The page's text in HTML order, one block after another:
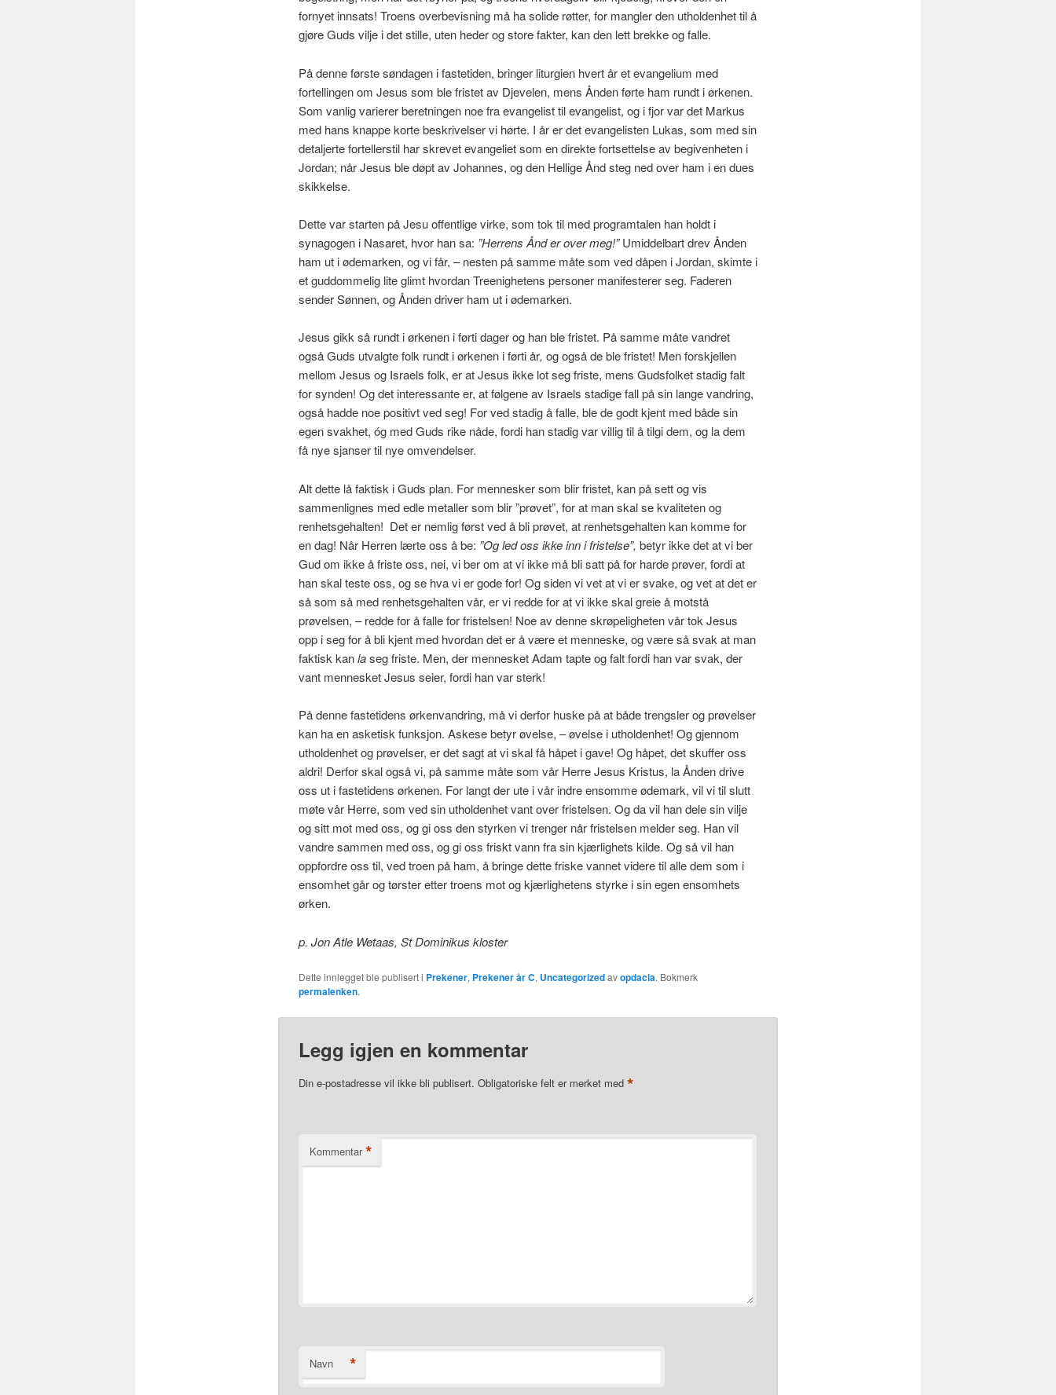
fornyet innsats! Troens overbevisning må ha solide røtter, for mangler den utholdenhet til å
gjøre Guds vilje i det stille, uten heder og store fakter, kan den lett brekke og falle.
På denne første søndagen i fastetiden, bringer liturgien hvert år et evangelium med
fortellingen om Jesus som ble fristet av Djevelen, mens Ånden førte ham rundt i ørkenen.
Som vanlig varierer beretningen noe fra evangelist til evangelist, og i fjor var det Markus
med hans knappe korte beskrivelser vi hørte. I år er det evangelisten Lukas, som med sin
detaljerte fortellerstil har skrevet evangeliet som en direkte fortsettelse av begivenheten i
Jordan; når Jesus ble døpt av Johannes, og den Hellige Ånd steg ned over ham i en dues
skikkelse.
Dette var starten på Jesu offentlige virke, som tok til med programtalen han holdt i
synagogen i Nasaret, hvor han sa: ”Herrens Ånd er over meg!”Umiddelbart drev Ånden
ham ut i ødemarken, og vi får, – nesten på samme måte som ved dåpen i Jordan, skimte i
et guddommelig lite glimt hvordan Treenighetens personer manifesterer seg. Faderen
sender Sønnen, og Ånden driver ham ut i ødemarken.
Jesus gikk så rundt i ørkenen i førti dager og han ble fristet. På samme måte vandret
også Guds utvalgte folk rundt i ørkenen i førti år, og også de ble fristet! Men forskjellen
mellom Jesus og Israels folk, er at Jesus ikke lot seg friste, mens Gudsfolket stadig falt
for synden! Og det interessante er, at følgene av Israels stadige fall på sin lange vandring,
også hadde noe positivt ved seg! For ved stadig å falle, ble de godt kjent med både sin
egen svakhet, óg med Guds rike nåde, fordi han stadig var villig til å tilgi dem, og la dem
få nye sjanser til nye omvendelser.
Alt dette lå faktisk i Guds plan. For mennesker som blir fristet, kan på sett og vis
sammenlignes med edle metaller som blir ”prøvet”, for at man skal se kvaliteten og
renhetsgehalten! Det er nemlig først ved å bli prøvet, at renhetsgehalten kan komme for
en dag! Når Herren lærte oss å be: ”Og led oss ikke inn i fristelse”, betyr ikke det at vi ber
Gud om ikke å friste oss, nei, vi ber om at vi ikke må bli satt på for harde prøver, fordi at
han skal teste oss, og se hva vi er gode for! Og siden vi vet at vi er svake, og vet at det er
så som så med renhetsgehalten vår, er vi redde for at vi ikke skalgreie å motstå
prøvelsen, – redde for å falle for fristelsen! Noe av denne skrøpeligheten vår tok Jesus
opp i seg for å bli kjent med hvordan det er å være et menneske, og være så svak at man
faktisk kanlaseg friste. Men, der mennesket Adam tapte og falt fordi han var svak, der
vant mennesket Jesus seier, fordi han var sterk!
På denne fastetidens ørkenvandring, må vi derfor huske på at både trengsler og prøvelser
kan ha en asketisk funksjon. Askese betyr øvelse, – øvelse i utholdenhet! Og gjennom
utholdenhet og prøvelser, er det sagt at vi skal få håpet i gave! Og håpet, det skuffer oss
aldri! Derfor skal også vi, på samme måte som vår Herre Jesus Kristus, la Ånden drive
oss ut i fastetidens ørkenen. For langt der ute i vår indre ensomme ødemark, vil vi til slutt
møte vår Herre, som ved sin utholdenhet vant over fristelsen. Og da vil han dele sin vilje
og sitt mot med oss, og gi oss den styrken vi trenger når fristelsen melder seg. Han vil
vandre sammen med oss, og gi oss friskt vann fra sin kjærlighets kilde. Og så vil han
oppfordre oss til, ved troen på ham, å bringe dette friske vannet videre til alle dem som i
ensomhet går og tørster etter troens mot og kjærlighetens styrke i sin egen ensomhets
ørken.
p. Jon Atle Wetaas, St Dominikus kloster
Dette innlegget ble publisert i Prekener, Prekener år C, Uncategorizedavopdacia. Bokmerk
permalenken.
Legg igjen en kommentar
Din e-postadresse vil ikke bli publisert. Obligatoriske felt er merket med *
Kommentar *
Navn *